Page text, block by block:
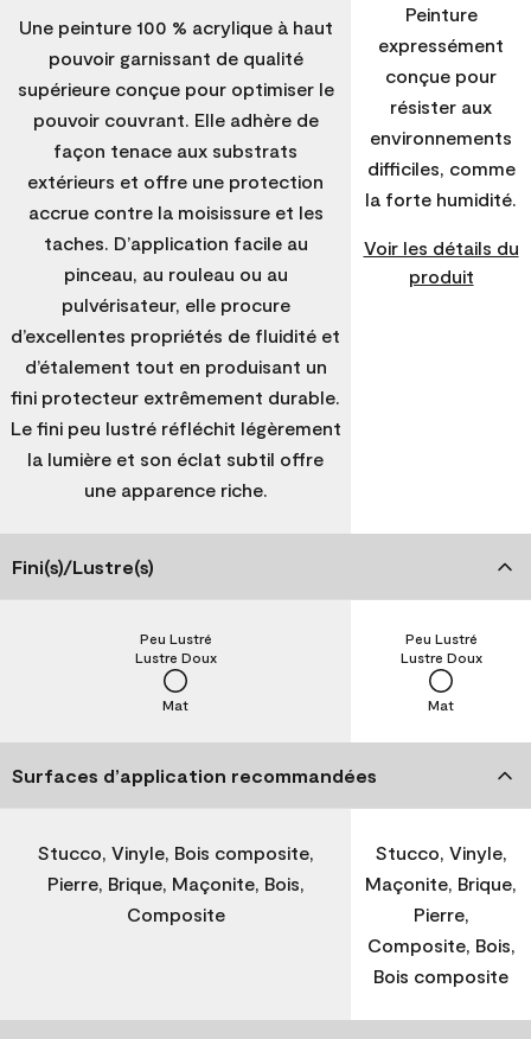
Une peinture 100 % acrylique à haut
pouvoir garnissant de qualité
supérieure conçue pour optimiser le
pouvoir couvrant. Elle adhère de
façon tenace aux substrats
extérieurs et offre une protection
accrue contre la moisissure et les
taches. D’application facile au
pinceau, au rouleau ou au
pulvérisateur, elle procure
d’excellentes propriétés de fluidité et
d’étalement tout en produisant un
fini protecteur extrêmement durable.
Le fini peu lustré réfléchit légèrement
la lumière et son éclat subtil offre
une apparence riche.
Peinture
expressément
conçue pour
résister aux
environnements
difficiles, comme
la forte humidité.
Voir les détails du
produit
Fini(s)/Lustre(s)
Mat
Lustre Doux
Peu Lustré
Mat
Lustre Doux
Peu Lustré
Surfaces d’application recommandées
Stucco, Vinyle, Bois composite,
Pierre, Brique, Maçonite, Bois,
Composite
Stucco, Vinyle,
Maçonite, Brique,
Pierre,
Composite, Bois,
Bois composite